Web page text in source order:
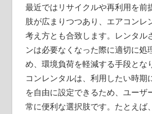
最近ではリサイクルや再利用を前
肢が広まりつつあり、エアコンレ
考え方とも合致します。レンタル
ンは必要なくなった際に適切に処
め、環境負荷を軽減する手段とな
コンレンタルは、利用したい時期
を自由に設定できるため、ユーザ
常に便利な選択肢です。たとえば